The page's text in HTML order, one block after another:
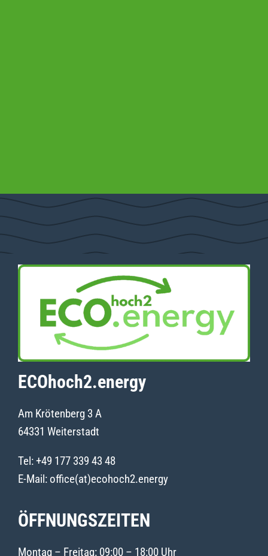
ECOhoch2.energy
Am Krötenberg 3 A
64331 Weiterstadt
Tel:+49 177 339 43 48
E-Mail: office(at)ecohoch2.energy
ÖFFNUNGSZEITEN
Montag – Freitag: 09:00 – 18:00 Uhr